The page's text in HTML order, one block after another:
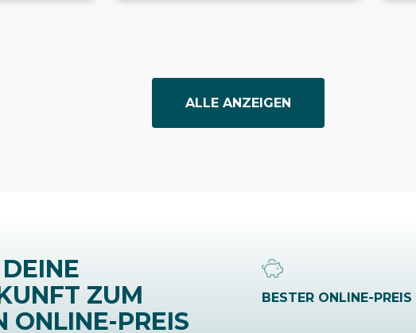
ALLE ANZEIGEN
ZUM
ONLINE-PREIS
BESTER ONLINE-PREIS